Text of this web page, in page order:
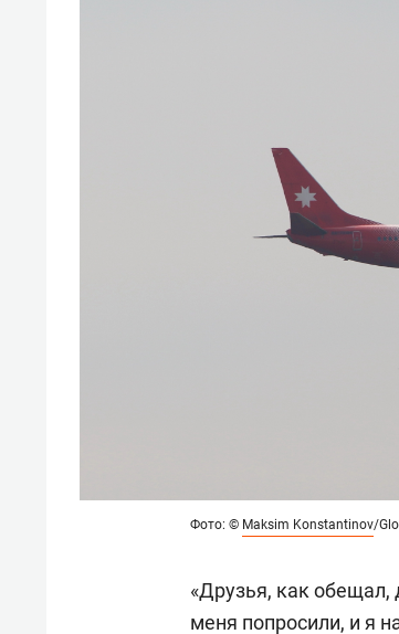
Фото: © Maksim Konstantinov/
«Друзья, как обещал,
меня попросили, и я